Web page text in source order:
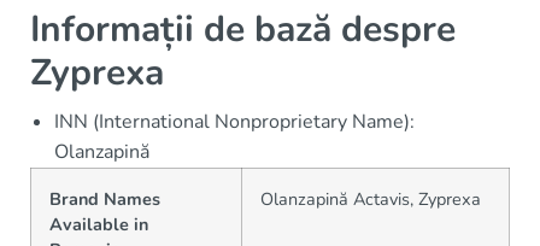
Informații de bază despre
Zyprexa
INN (International Nonproprietary Name):
Olanzapină
Brand Names
Available in
Olanzapină Actavis, Zyprexa